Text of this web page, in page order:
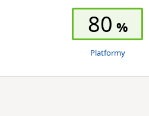
80
Platformy